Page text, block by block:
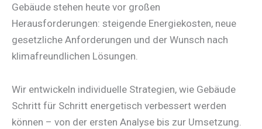
Gebäude stehen heute vor großen
Herausforderungen: steigende Energiekosten, neue
gesetzliche Anforderungen und der Wunsch nach
klimafreundlichen Lösungen.
Wir entwickeln individuelle Strategien, wie Gebäude
Schritt für Schritt energetisch verbessert werden
können – von der ersten Analyse bis zur Umsetzung.